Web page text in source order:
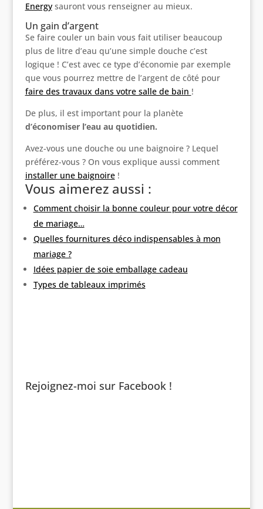
Energysauront vous renseigner au mieux.
Un gain d’argent
Se faire couler un bain vous fait utiliser beaucoup
plus de litre d’eau qu’une simple douche c’est
logique ! C’est avec ce type d’économie par exemple
que vous pourrez mettre de l’argent de côté pour
faire des travaux dans votre salle de bain !
De plus, il est important pour la planète
d’économiser l’eau au quotidien.
Avez-vous une douche ou une baignoire ? Lequel
préférez-vous ? On vous explique aussi comment
installer une baignoire!
Vous aimerez aussi :
Comment choisir la bonne couleur pour votre décor
de mariage…
Quelles fournitures déco indispensables à mon
mariage ?
Idées papier de soie emballage cadeau
Types de tableaux imprimés
Rejoignez-moi sur Facebook !